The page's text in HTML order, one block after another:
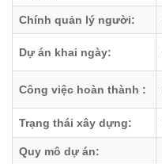
Chính quản lý người:
Dự án khai ngày:
Công việc hoàn thành :
Trạng thái xây dựng:
Quy mô dự án: